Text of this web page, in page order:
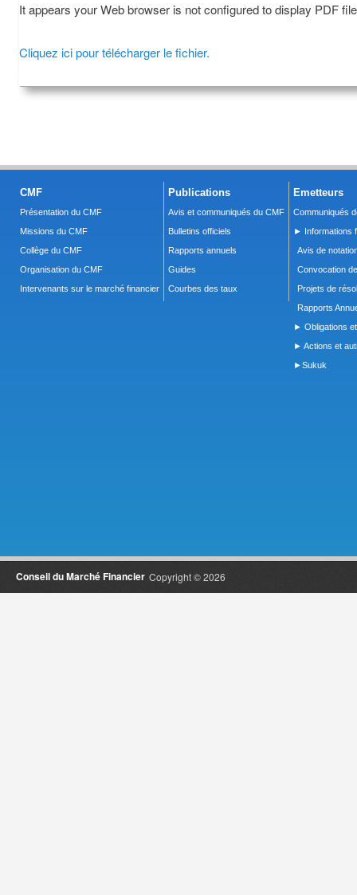
It appears your Web browser is not configured to display PDF
Cliquez ici pour télécharger le fichier.
CMF
Présentation du CMF
Missions du CMF
Collège du CMF
Organisation du CMF
Intervenants sur le marché financier
Publications
Avis et communiqués du CMF
Bulletins officiels
Rapports annuels
Guides
Courbes des taux
Emetteurs
Communiqués
► Informations
Avis de
Convocation
Projets de
Rapports
► Obligations
► Actions et
►Sukuk
Copyright © 2026
Conseil du Marché Financier